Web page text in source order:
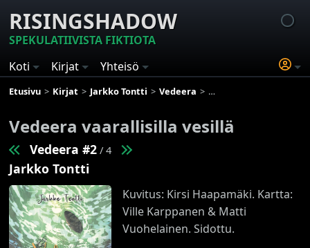
RISINGSHADOW
SPEKULATIIVISTA FIKTIOTA
Koti
Kirjat Yhteisö
Etusivu Kirjat Jarkko Tontti Vedeera Vedeera vaarallisilla
Vedeera vaarallisilla vesillä
Vedeera #2 / 4
Jarkko Tontti
Kuvitus: Kirsi Haapamäki. Kartta:
Ville Karppanen & Matti
Vuohelainen. Sidottu.